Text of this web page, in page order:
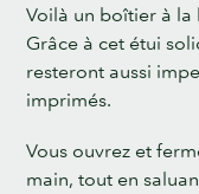
Voilà un boîtier à la
Grâce à cet étui
resteront aussi
imprimés.
Vous ouvrez et
main, tout en